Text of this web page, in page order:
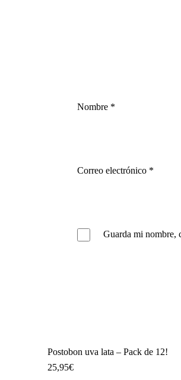
Nombre *
Correo electrónico *
Guarda mi nombre,
Postobon uva lata – Pack de 12!
25,95€